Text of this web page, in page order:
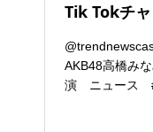
Tik Tokチ
AKB48高橋み
演 ニュース